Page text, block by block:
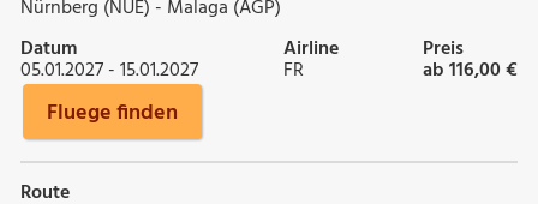
Nürnberg (NUE) - Malaga (AGP)
Datum
05.01.2027 - 15.01.2027
Airline
FR
Preis
ab 116,00 €
Fluege finden
Route